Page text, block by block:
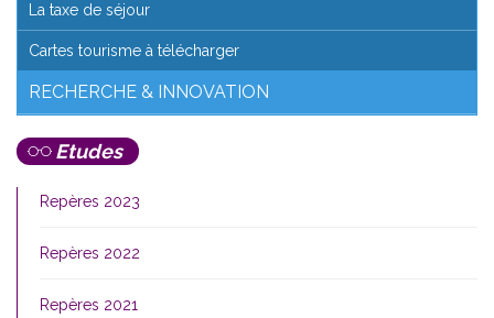
La taxe de séjour
Cartes tourisme à télécharger
RECHERCHE & INNOVATION
Etudes
Repères 2023
Repères 2022
Repères 2021